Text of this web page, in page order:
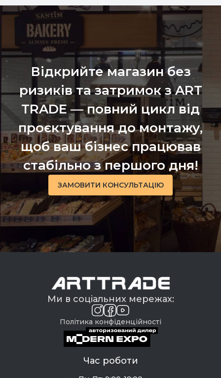
Відкрийте магазин без
ризиків та затримок з ART
TRADE — повний цикл від
проєктування до монтажу,
щоб ваш бізнес працював
стабільно з першого дня!
ЗАМОВИТИ КОНСУЛЬТАЦІЮ
Ми в соціальних мережах:
Політика конфіденційності
Час роботи